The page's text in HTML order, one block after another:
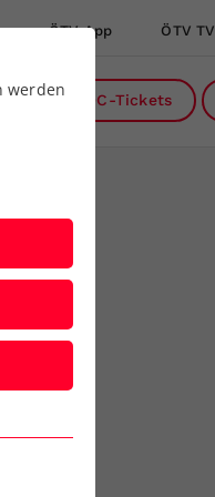
ÖTV App ÖTV TV
DC-Tickets
werden